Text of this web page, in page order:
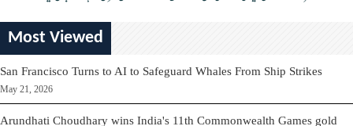
Most Viewed
San Francisco Turns to AI to Safeguard Whales From Ship Strikes
May 21, 2026
Arundhati Choudhary wins India's 11th Commonwealth Games gold